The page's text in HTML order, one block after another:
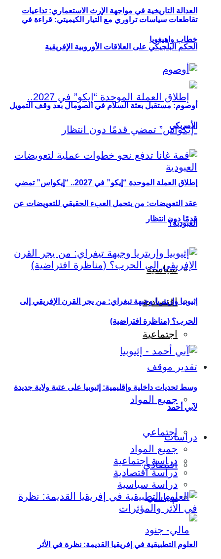
العدالة التاريخية في مواجهة الإرث الاستعماري: تداعيات
الحكم البلجيكي على العلاقات الأوروبية الإفريقية
إطلاق العملة الموحدة “إيكو” في 2027.. “إيكواس” تمضي
قدمًا دون انتظار
سياسية
اقتصادية
اجتماعية
تقدير موقف
جميع المواد
اجتماعي
اقتصادي
سياسي
تقاطعات سياسات تراوري مع التيار الكيميتي: قراءة في
خطاب واهيغويا
أوصوم: مستقبل بعثة السلام في الصومال بعد وقف التمويل
الأمريكي
عقد التعويضات: من يتحمل العبء الحقيقي للتعويضات عن
العبودية؟
إثيوبيا وإريتريا وجبهة تيغراي: من يجر القرن الإفريقي إلى
الحرب؟ (مناظرة افتراضية)
وسط تحديات داخلية وإقليمية: إثيوبيا على عتبة ولاية جديدة
لآبي أحمد
دراسات
جميع المواد
دراسة اجتماعية
دراسة اقتصادية
دراسة سياسية
العلوم التطبيقية في إفريقيا القديمة: نظرة في الأثر